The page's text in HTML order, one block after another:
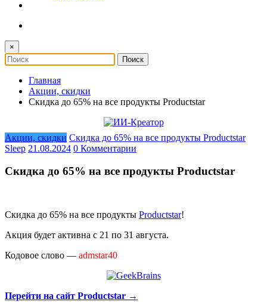
×
Главная
Акции, скидки
Cкидка до 65% на все продукты Productstar
Акции, скидки Cкидка до 65% на все продукты Productstar
Sleep 21.08.2024 0 Комментарии
Cкидка до 65% на все продукты Productstar
Cкидка до 65% на все продукты Productstar!
Акция будет активна с 21 по 31 августа.
Кодовое слово — admstar40
Перейти на сайт Productstar →